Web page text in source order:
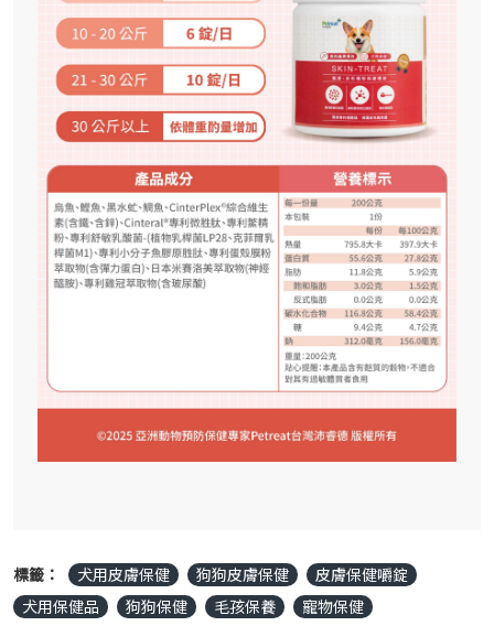
標籤： 犬用皮膚保健 狗狗皮膚保健
皮膚保健嚼錠
犬用保健品
狗狗保健 毛孩保養
寵物保健